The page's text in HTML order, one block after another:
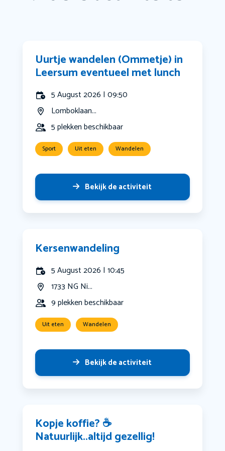
Uurtje wandelen (Ommetje) in
Leersum eventueel met lunch
5 August 2026 | 09:50
Lomboklaan...
5 plekken beschikbaar
Sport Uit eten Wandelen
Bekijk de activiteit
Kersenwandeling
5 August 2026 | 10:45
1733 NG Ni...
9 plekken beschikbaar
Uit eten Wandelen
Bekijk de activiteit
Kopje koffie? ☕️
Natuurlijk..altijd gezellig!